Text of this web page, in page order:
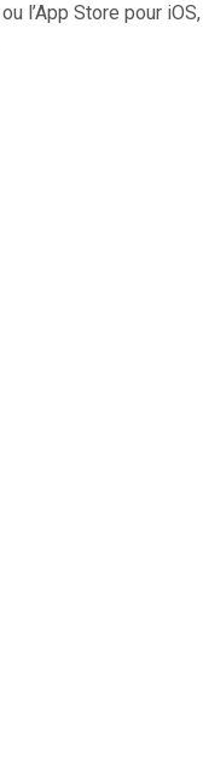
l’App Store pour iOS,